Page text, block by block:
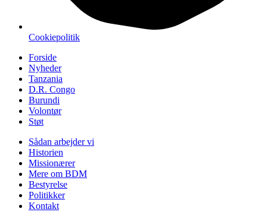
Cookiepolitik
Forside
Nyheder
Tanzania
D.R. Congo
Burundi
Volontør
Støt
Sådan arbejder vi
Historien
Missionærer
Mere om BDM
Bestyrelse
Politikker
Kontakt